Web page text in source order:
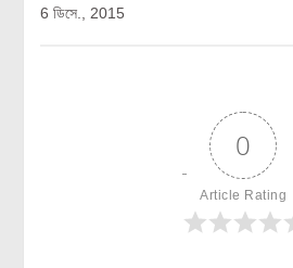
6 ডিসে., 2015
0
Article Rating